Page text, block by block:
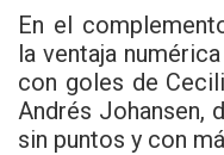
En el
la ventaja
con goles de
Andrés Johansen,
sin puntos y con